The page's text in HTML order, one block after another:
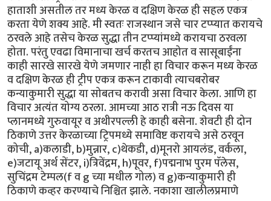
हाताशी असतील तर मध्य केरळ व दक्षिण केरळ ही सहल एकत्र
करता येणे शक्य आहे. मी स्वतः राजस्थान जसे चार टप्प्यात करायचे
ठरवले आहे तसेच केरळ सुद्धा तीन टप्प्यांमध्ये करायचा ठरवला
होता. परंतु एवढा विमानाचा खर्च करतच आहोत व सासूबाईंना
काही सारखे सारखे येणे जमणार नाही हा विचार करून मध्य केरळ
व दक्षिण केरळ ही ट्रीप एकत्र करून टाकावी त्याचबरोबर
कन्याकुमारी सुद्धा या सोबतच करावी असा विचार केला. आणि हा
विचार अत्यंत योग्य ठरला. आमच्या आठ रात्री नऊ दिवस या
प्लानमध्ये गुरुवायूर व अथीरपल्ली हे काही बसेना. शेवटी ही दोन
ठिकाणे उत्तर केरळाच्या ट्रिपमध्ये समाविष्ट करायचे असे ठरवून
कोची, a)कलाडी, b)मुन्नार, c)थेकडी, d)मूनरो आयलंड, वर्कला,
e)जटायू अर्थ सेंटर, i)त्रिवेंद्रम, h)पूवर, f)पद्मनाभ पुरम पॅलेस,
सुचिंद्रम टेम्पल(f व g च्या मधील गोल) व g)कन्याकुमारी ही
ठिकाणे कव्हर करण्याचे निश्चित झाले. नकाशा खालीलप्रमाणे